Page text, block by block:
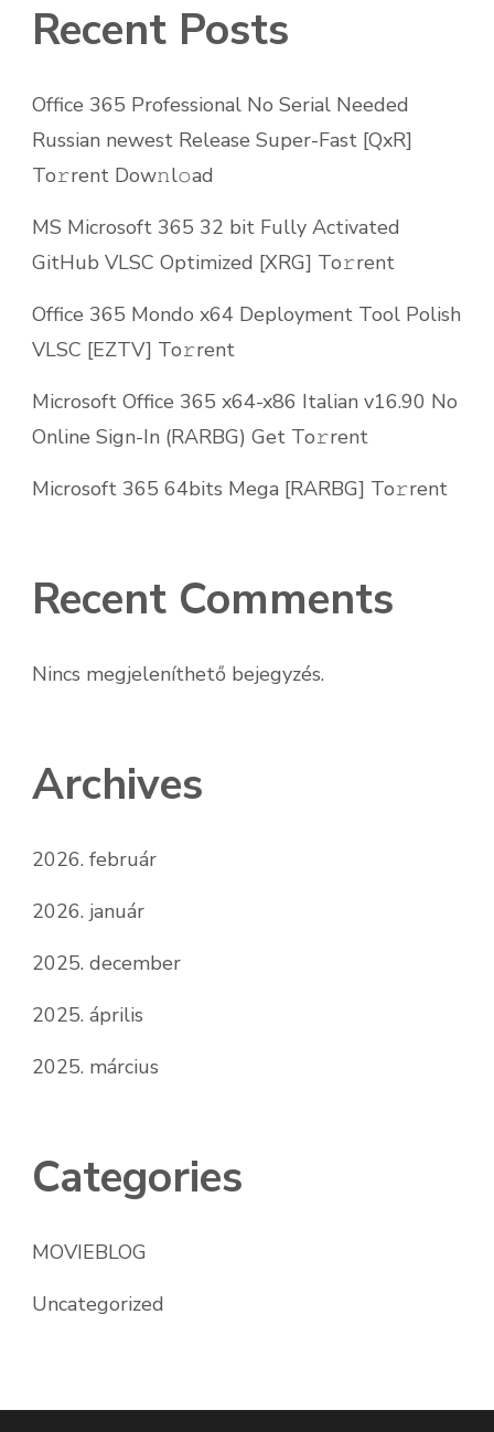
Recent Posts
Office 365 Professional No Serial Needed
Russian newest Release Super-Fast [QxR]
To𝚛rent Dow𝚗l𝚘ad
MS Microsoft 365 32 bit Fully Activated
GitHub VLSC Optimized [XRG] To𝚛rent
Office 365 Mondo x64 Deployment Tool Polish
VLSC [EZTV] To𝚛rent
Microsoft Office 365 x64-x86 Italian v16.90 No
Online Sign-In (RARBG) Get To𝚛rent
Microsoft 365 64bits Mega [RARBG] To𝚛rent
Recent Comments
Nincs megjeleníthető bejegyzés.
Archives
2026. február
2026. január
2025. december
2025. április
2025. március
Categories
MOVIEBLOG
Uncategorized